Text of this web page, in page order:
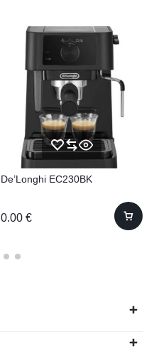
De’Longhi EC230BK
0.00 €